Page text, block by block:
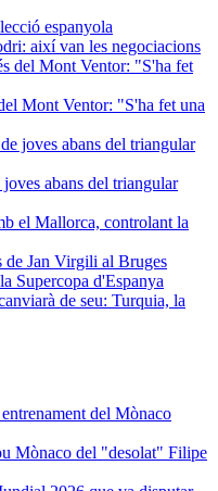
així van les negociacions
Mont Ventor: "S'ha fet una
abans del triangular
de Jan Virgili al Bruges
de seu: Turquia, la
Mònaco del "desolat" Filipe